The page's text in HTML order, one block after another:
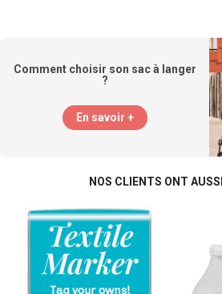
Comment choisir son sac à langer
?
En savoir +
NOS CLIENTS ONT